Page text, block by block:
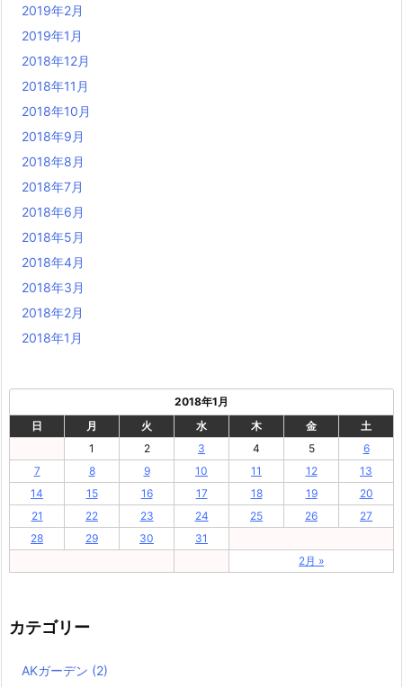
2019年2月
2019年1月
2018年12月
2018年11月
2018年10月
2018年9月
2018年8月
2018年7月
2018年6月
2018年5月
2018年4月
2018年3月
2018年2月
2018年1月
2018年1月
日
月 火 水 木 金 土
2月 »
1 2 3 4 5
6
7
8 9 10 11 12
13
14
15 16 17 18 19
20
21
22 23 24 25 26
27
28
29 30 31
カテゴリー
AKガーデン (2)